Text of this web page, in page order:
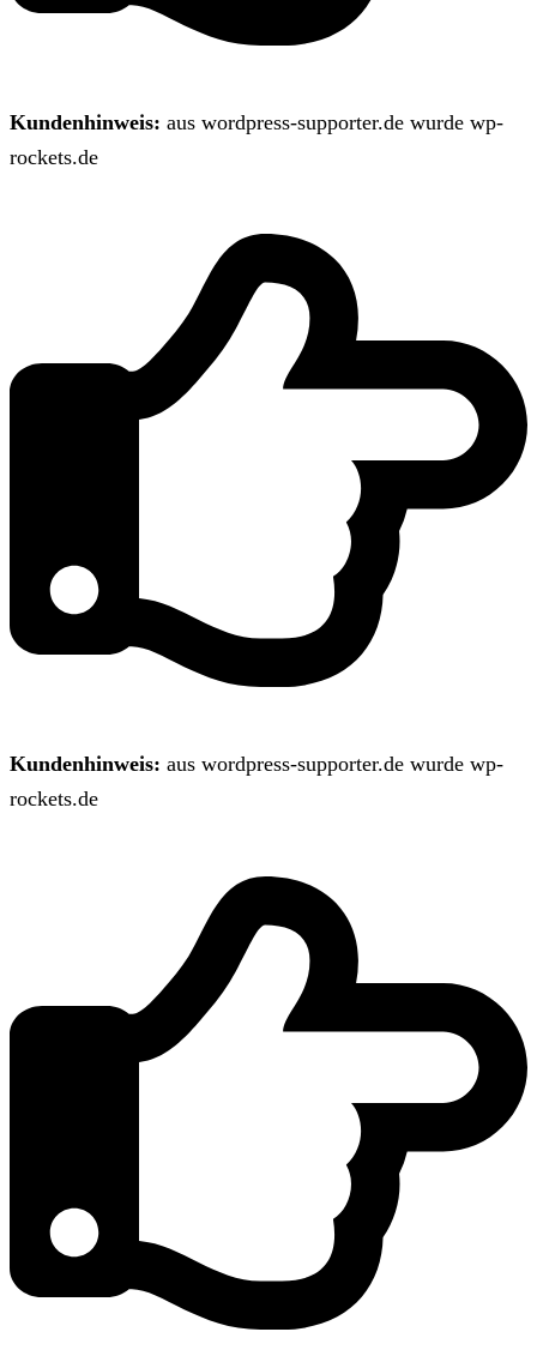
Kundenhinweis: aus wordpress-supporter.de wurde wp-
rockets.de
Kundenhinweis: aus wordpress-supporter.de wurde wp-
rockets.de